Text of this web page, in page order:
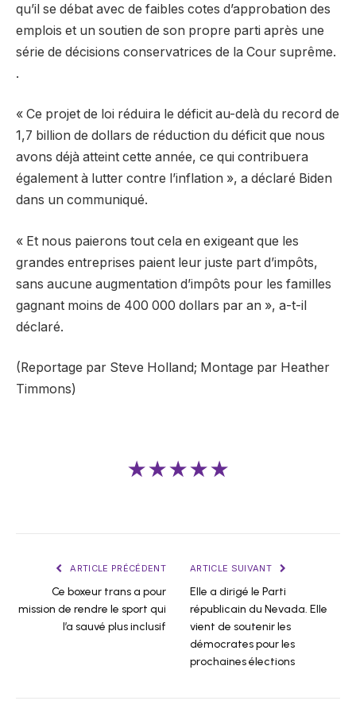
qu’il se débat avec de faibles cotes d’approbation des
emplois et un soutien de son propre parti après une
série de décisions conservatrices de la Cour suprême.
.
« Ce projet de loi réduira le déficit au-delà du record de
1,7 billion de dollars de réduction du déficit que nous
avons déjà atteint cette année, ce qui contribuera
également à lutter contre l’inflation », a déclaré Biden
dans un communiqué.
« Et nous paierons tout cela en exigeant que les
grandes entreprises paient leur juste part d’impôts,
sans aucune augmentation d’impôts pour les familles
gagnant moins de 400 000 dollars par an », a-t-il
déclaré.
(Reportage par Steve Holland; Montage par Heather
Timmons)
★★★★★
ARTICLE PRÉCÉDENT
Ce boxeur trans a pour
mission de rendre le sport qui
l’a sauvé plus inclusif
ARTICLE SUIVANT
Elle a dirigé le Parti
républicain du Nevada. Elle
vient de soutenir les
démocrates pour les
prochaines élections